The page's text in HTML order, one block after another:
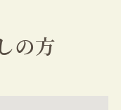
の方